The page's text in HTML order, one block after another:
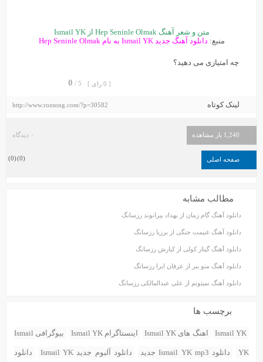
متن و شعر آهنگ Hep Seninle Olmak از Ismail YK
منبع: دانلود آهنگ جدید Ismail YK به نام Hep Seninle Olmak
چه امتیازی می دهید؟
5 /
0 [ 0 رای ]
لینک کوتاه http://www.rozsong.com/?p=30582
1,240 بار مشاهده ۰ دیدگاه
صفحه اصلی (
0
)
(
0
)
مطالب مشابه
دانلود آهنگ گام زمان از بهداد بیرانوند رزسانگ
دانلود آهنگ غنیمت جنگی از برزیا رزسانگ
دانلود آهنگ گیتار کولی از کیارش رزسانگ
دانلود آهنگ منو ببر از عرفان ابرا رزسانگ
دانلود آهنگ نمیتونم از علی عبدالمالکی رزسانگ
برچسب ها
Ismail YK اهنگ های Ismail YK اینستاگرام Ismail YK بیوگرافی Ismail
YK دانلود Ismail YK mp3 جدید دانلود آلبوم جدید Ismail YK دانلود